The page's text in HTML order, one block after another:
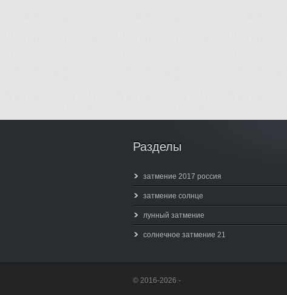
Разделы
затмение 2017 россия
затмение солнце
лунный затмение
солнечное затмение 21
© 2016-2026 -